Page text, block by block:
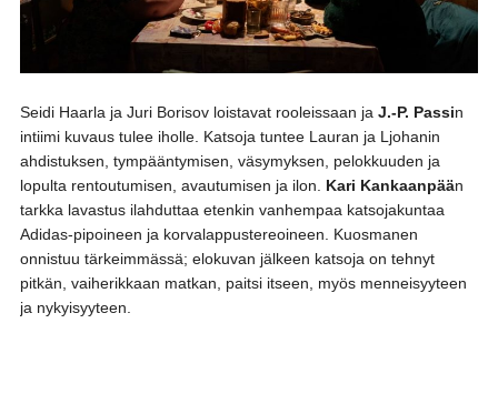
Seidi Haarla ja Juri Borisov loistavat rooleissaan ja J.-P. Passin
intiimi kuvaus tulee iholle. Katsoja tuntee Lauran ja Ljohanin
ahdistuksen, tympääntymisen, väsymyksen, pelokkuuden ja
lopulta rentoutumisen, avautumisen ja ilon. Kari Kankaanpään
tarkka lavastus ilahduttaa etenkin vanhempaa katsojakuntaa
Adidas-pipoineen ja korvalappustereoineen. Kuosmanen
onnistuu tärkeimmässä; elokuvan jälkeen katsoja on tehnyt
pitkän, vaiherikkaan matkan, paitsi itseen, myös menneisyyteen
ja nykyisyyteen.